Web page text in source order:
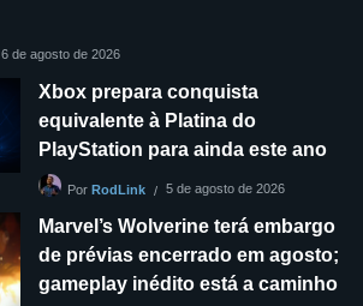
6 de agosto de 2026
Xbox prepara conquista
equivalente à Platina do
PlayStation para ainda este ano
Por RodLink 5 de agosto de 2026
Marvel’s Wolverine terá embargo
de prévias encerrado em agosto;
gameplay inédito está a caminho